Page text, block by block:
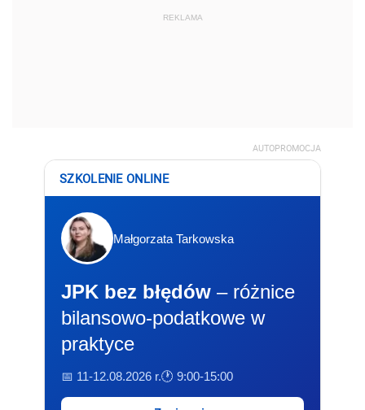
REKLAMA
AUTOPROMOCJA
SZKOLENIE ONLINE
Małgorzata Tarkowska
JPK bez błędów – różnice
bilansowo-podatkowe w
praktyce
📅 11-12.08.2026 r.🕐 9:00-15:00